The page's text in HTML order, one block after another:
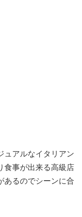
ュアルなイタリアン
食事が出来る高級店
あるのでシーンに合